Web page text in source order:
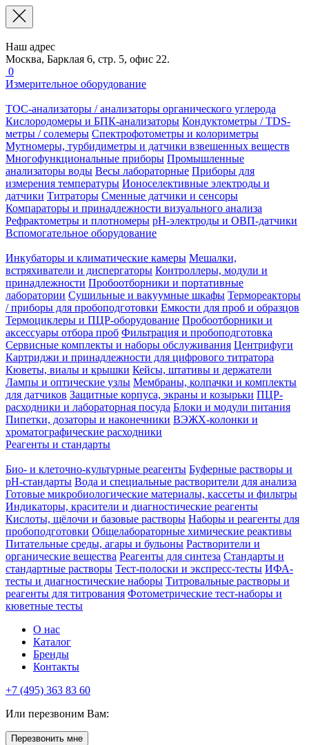
Наш адрес
Москва, Барклая 6, стр. 5, офис 22.
0
Измерительное оборудование
TOC-анализаторы / анализаторы органического углерода
Кислородомеры и БПК-анализаторы Кондуктометры / TDS-
метры / солемеры Спектрофотометры и колориметры
Мутномеры, турбидиметры и датчики взвешенных веществ
Многофункциональные приборы Промышленные
анализаторы воды Весы лабораторные Приборы для
измерения температуры Ионоселективные электроды и
датчики Титраторы Сменные датчики и сенсоры
Компараторы и принадлежности визуального анализа
Рефрактометры и плотномеры pH-электроды и ОВП-датчики
Вспомогательное оборудование
Инкубаторы и климатические камеры Мешалки,
встряхиватели и диспергаторы Контроллеры, модули и
принадлежности Пробоотборники и портативные
лаборатории Сушильные и вакуумные шкафы Термореакторы
/ приборы для пробоподготовки Емкости для проб и образцов
Термоциклеры и ПЦР-оборудование Пробоотборники и
аксессуары отбора проб Фильтрация и пробоподготовка
Сервисные комплекты и наборы обслуживания Центрифуги
Картриджи и принадлежности для цифрового титратора
Кюветы, виалы и крышки Кейсы, штативы и держатели
Лампы и оптические узлы Мембраны, колпачки и комплекты
для датчиков Защитные корпуса, экраны и козырьки ПЦР-
расходники и лабораторная посуда Блоки и модули питания
Пипетки, дозаторы и наконечники ВЭЖХ-колонки и
хроматографические расходники
Реагенты и стандарты
Био- и клеточно-культурные реагенты Буферные растворы и
pH-стандарты Вода и специальные растворители для анализа
Готовые микробиологические материалы, кассеты и фильтры
Индикаторы, красители и диагностические реагенты
Кислоты, щёлочи и базовые растворы Наборы и реагенты для
пробоподготовки Общелабораторные химические реактивы
Питательные среды, агары и бульоны Растворители и
органические вещества Реагенты для синтеза Стандарты и
стандартные растворы Тест-полоски и экспресс-тесты ИФА-
тесты и диагностические наборы Титровальные растворы и
реагенты для титрования Фотометрические тест-наборы и
кюветные тесты
О нас
Каталог
Бренды
Контакты
+7 (495) 363 83 60
Или перезвоним Вам:
Перезвонить мне